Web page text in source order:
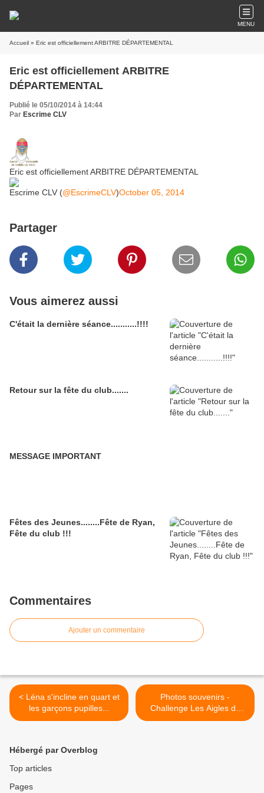
MENU
Accueil » Eric est officiellement ARBITRE DÉPARTEMENTAL
Eric est officiellement ARBITRE
DÉPARTEMENTAL
Publié le 05/10/2014 à 14:44
Par Escrime CLV
Eric est officiellement ARBITRE DÉPARTEMENTAL
Escrime CLV (@EscrimeCLV)October 05, 2014
Partager
Vous aimerez aussi
C'était la dernière séance...........!!!!
Retour sur la fête du club.......
MESSAGE IMPORTANT
Fêtes des Jeunes........Fête de Ryan,
Fête du club !!!
Commentaires
Ajouter un commentaire
< Léna s'incline en quart et
les garçons pupilles...
Photos souvenirs -
Challenge Les Aigles de
Meaux >
Hébergé par Overblog
Top articles
Pages